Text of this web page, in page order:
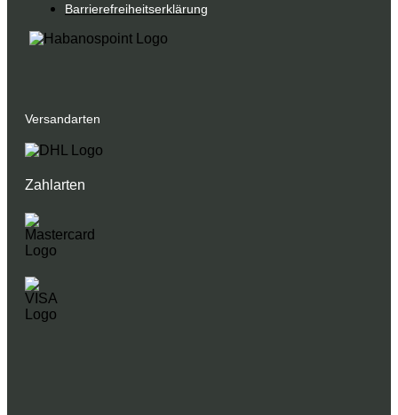
Barrierefreiheitserklärung
Versandarten
Zahlarten